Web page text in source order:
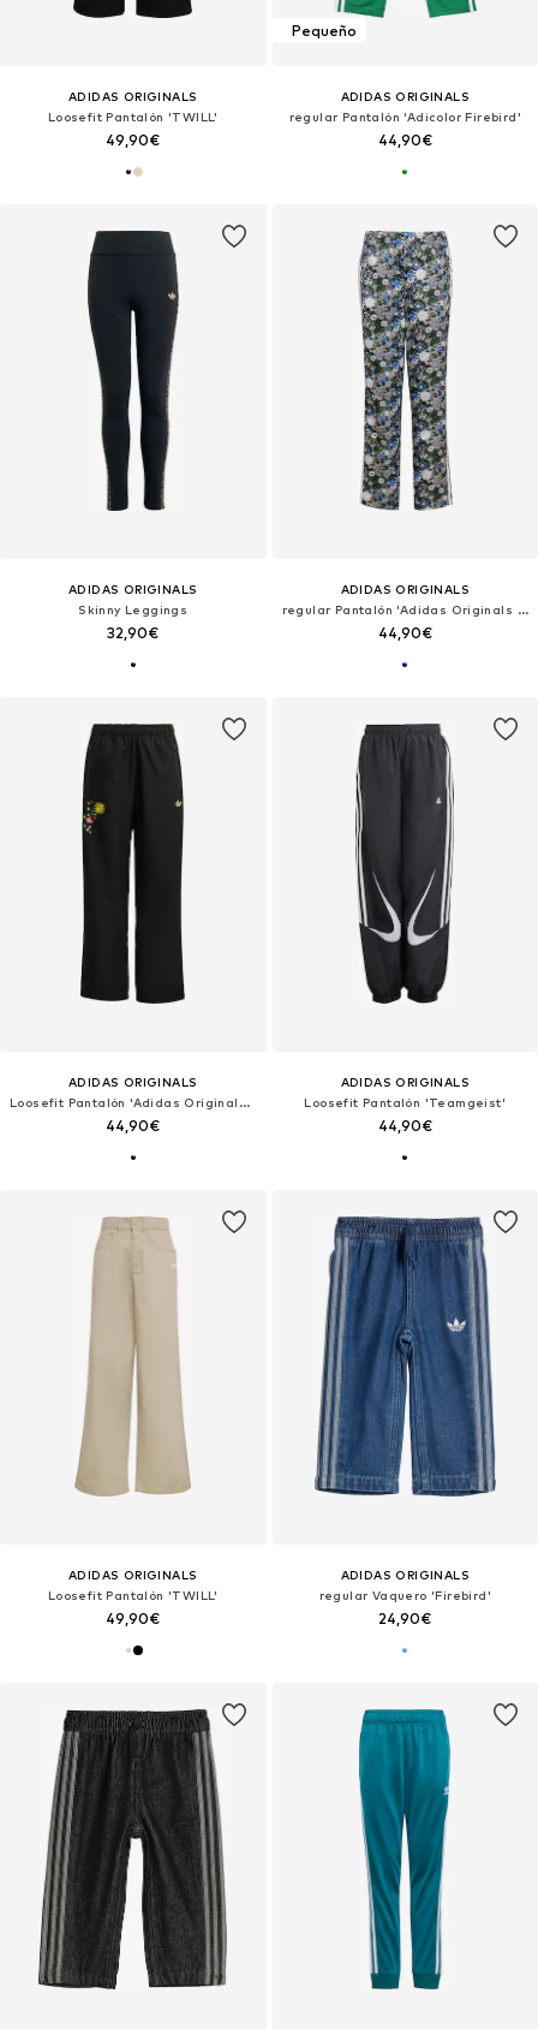
ADIDAS ORIGINALS
Loosefit Pantalón 'TWILL'
49,90€
Pequeño
ADIDAS ORIGINALS
regular Pantalón 'Adicolor Firebird'
44,90€
ADIDAS ORIGINALS
Skinny Leggings
32,90€
ADIDAS ORIGINALS
regular Pantalón 'Adidas Originals x Liberty London Firebird'
44,90€
ADIDAS ORIGINALS
Loosefit Pantalón 'Adidas Originals x Liberty London'
44,90€
ADIDAS ORIGINALS
Loosefit Pantalón 'Teamgeist'
44,90€
ADIDAS ORIGINALS
Loosefit Pantalón 'TWILL'
49,90€
ADIDAS ORIGINALS
regular Vaquero 'Firebird'
24,90€